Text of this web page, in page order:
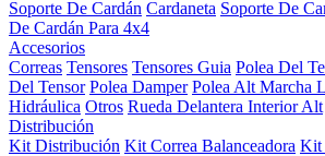
Soporte De Cardán Cardaneta Soporte De
De Cardán Para 4x4
Accesorios
Correas Tensores Tensores Guia Polea Del
Del Tensor Polea Damper Polea Alt Marcha
Hidráulica Otros Rueda Delantera Interior Alt
Distribución
Kit Distribución Kit Correa Balanceadora Kit